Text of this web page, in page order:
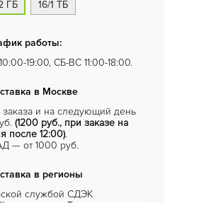
ГБ 16/1 ТБ
работы:
19:00, СБ-ВС 11:00-18:00.
в Москве
заказа и на следующий день
(1200 руб., при заказе на
после 12:00).
— от 1000 руб.
в регионы
службой СДЭК